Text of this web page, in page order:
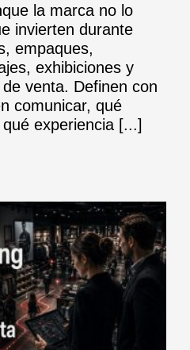
la marca no lo
invierten durante
empaques,
exhibiciones y
venta. Definen con
comunicar, qué
experiencia [...]